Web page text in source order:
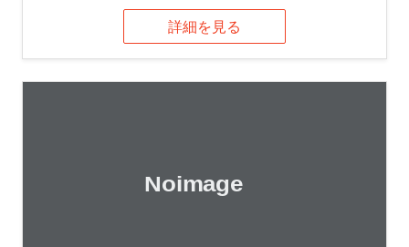
詳細を見る